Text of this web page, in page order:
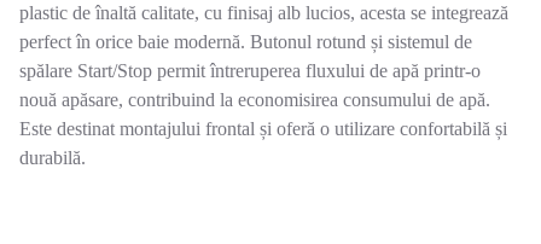
plastic de înaltă calitate, cu finisaj alb lucios, acesta se integrează
perfect în orice baie modernă. Butonul rotund și sistemul de
spălare Start/Stop permit întreruperea fluxului de apă printr-o
nouă apăsare, contribuind la economisirea consumului de apă.
Este destinat montajului frontal și oferă o utilizare confortabilă și
durabilă.